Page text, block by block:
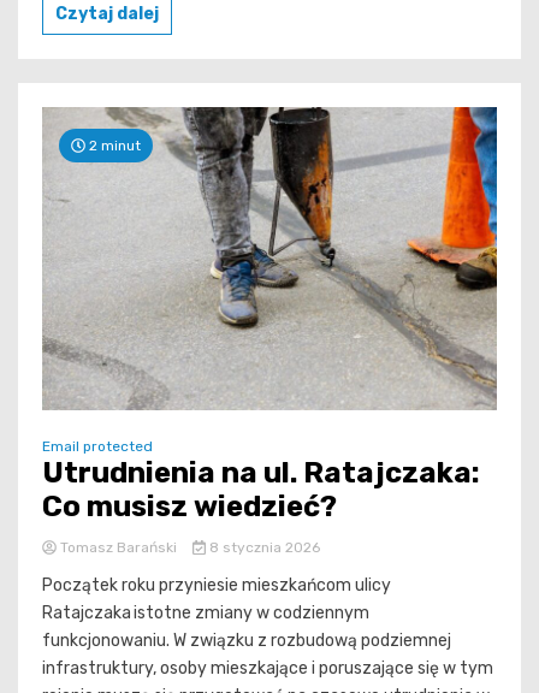
Czytaj dalej
2 minut
Email protected
Utrudnienia na ul. Ratajczaka:
Co musisz wiedzieć?
Tomasz Barański 8 stycznia 2026
Początek roku przyniesie mieszkańcom ulicy
Ratajczaka istotne zmiany w codziennym
funkcjonowaniu. W związku z rozbudową podziemnej
infrastruktury, osoby mieszkające i poruszające się w tym